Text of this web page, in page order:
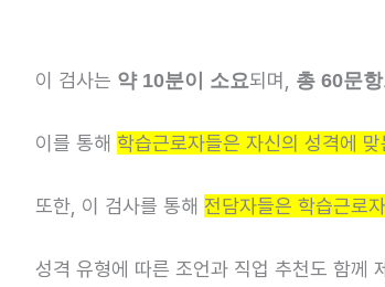
이 검사는 약 10분이 소요되며, 총 60문
이를 통해 학습근로자들은 자신의 성격에
또한, 이 검사를 통해 전담자들은 학습근로
성격 유형에 따른 조언과 직업 추천도 함께